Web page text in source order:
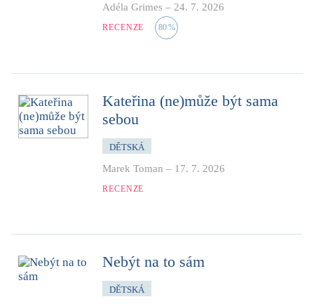
Adéla Grimes – 24. 7. 2026
RECENZE 80%
Kateřina (ne)může být sama
sebou
DĚTSKÁ
Marek Toman – 17. 7. 2026
RECENZE
Nebýt na to sám
DĚTSKÁ